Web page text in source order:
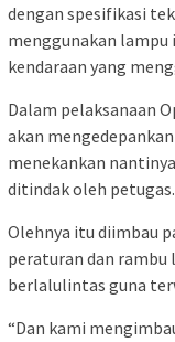
dengan spesifikasi
menggunakan
kendaraan yang
Dalam pelaksanaan
akan
menekankan
ditindak oleh petugas.
Olehnya itu diimbau
peraturan dan
berlalulintas guna
“Dan kami